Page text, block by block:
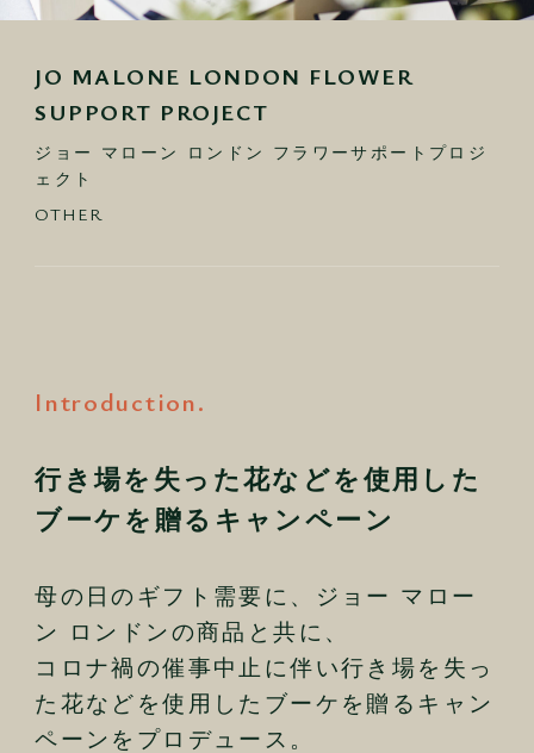
JO MALONE LONDON FLOWER
SUPPORT PROJECT
ジョー マローン ロンドン フラワーサポートプロジ
ェクト
OTHER
Introduction.
行き場を失った花などを使用した
ブーケを贈るキャンペーン
母の日のギフト需要に、ジョー マロー
ン ロンドンの商品と共に、
コロナ禍の催事中止に伴い行き場を失っ
た花などを使用したブーケを贈るキャン
ペーンをプロデュース。